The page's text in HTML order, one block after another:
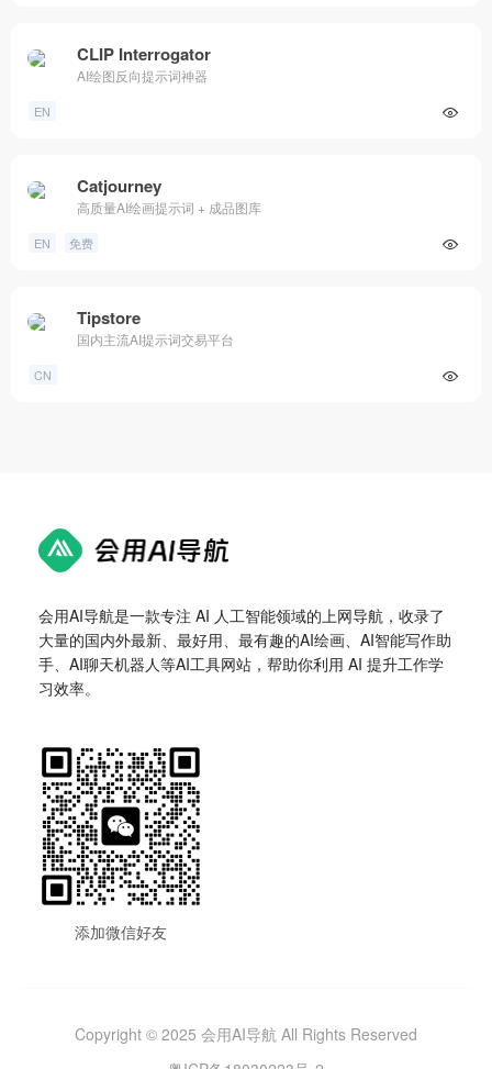
CLIP Interrogator
AI绘图反向提示词神器
EN
Catjourney
高质量AI绘画提示词 + 成品图库
EN 免费
Tipstore
国内主流AI提示词交易平台
CN
会用AI导航是一款专注 AI 人工智能领域的上网导航，收录了
大量的国内外最新、最好用、最有趣的AI绘画、AI智能写作助
手、AI聊天机器人等AI工具网站，帮助你利用 AI 提升工作学
习效率。
添加微信好友
Copyright © 2025 会用AI导航 All Rights Reserved